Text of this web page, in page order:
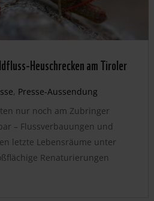
Heuschrecken am Tiroler
, Presse-Aussendung
nur noch am Zubringer
– Flussverbauungen und
letzte Lebensräume unter
Renaturierungen